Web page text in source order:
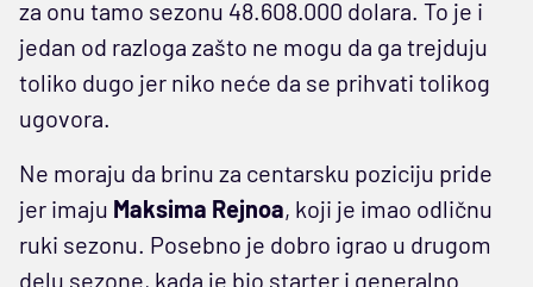
za onu tamo sezonu 48.608.000 dolara. To je i
jedan od razloga zašto ne mogu da ga trejduju
toliko dugo jer niko neće da se prihvati tolikog
ugovora.
Ne moraju da brinu za centarsku poziciju pride
jer imaju Maksima Rejnoa, koji je imao odličnu
ruki sezonu. Posebno je dobro igrao u drugom
delu sezone, kada je bio starter i generalno